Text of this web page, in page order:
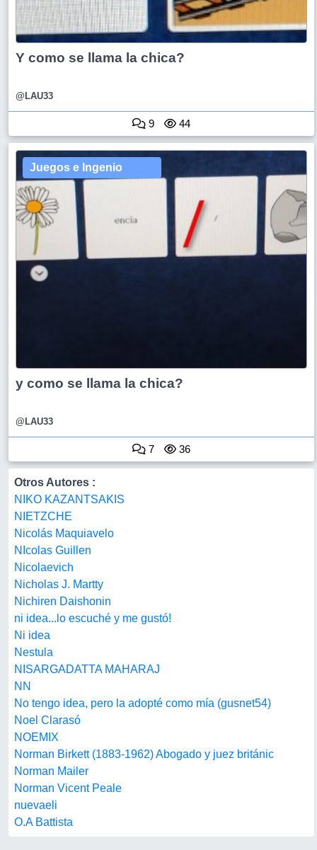
Y como se llama la chica?
@LAU33
9 44
Juegos e Ingenio
y como se llama la chica?
@LAU33
7 36
Otros Autores :
NIKO KAZANTSAKIS
NIETZCHE
Nicolás Maquiavelo
NIcolas Guillen
Nicolaevich
Nicholas J. Martty
Nichiren Daishonin
ni idea...lo escuché y me gustó!
Ni idea
Nestula
NISARGADATTA MAHARAJ
NN
No tengo idea, pero la adopté como mía (gusnet54)
Noel Clarasó
NOEMIX
Norman Birkett (1883-1962) Abogado y juez británic
Norman Mailer
Norman Vicent Peale
nuevaeli
O.A Battista